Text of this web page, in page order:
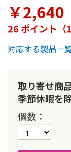
￥2,640
26 ポイント（1
対応する製品一
取り寄せ商
季節休暇を除
個数
リ
ー
の
最
初
動
す
る